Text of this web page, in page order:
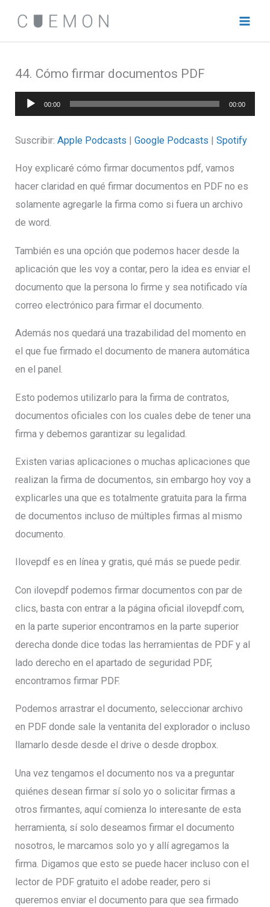
contenido
44. Cómo firmar documentos PDF
Reproductor
de
audio
00:00 00:00
Suscribir:Apple Podcasts |Google Podcasts |Spotify
Hoy explicaré cómo firmar documentos pdf, vamos
hacer claridad en qué firmar documentos en PDF no es
solamente agregarle la firma como si fuera un archivo
de word.
También es una opción que podemos hacer desde la
aplicación que les voy a contar, pero la idea es enviar el
documento que la persona lo firme y sea notificado vía
correo electrónico para firmar el documento.
Además nos quedará una trazabilidad del momento en
el que fue firmado el documento de manera automática
en el panel.
Esto podemos utilizarlo para la firma de contratos,
documentos oficiales con los cuales debe de tener una
firma y debemos garantizar su legalidad.
Existen varias aplicaciones o muchas aplicaciones que
realizan la firma de documentos, sin embargo hoy voy a
explicarles una que es totalmente gratuita para la firma
de documentos incluso de múltiples firmas al mismo
documento.
Ilovepdf es en línea y gratis, qué más se puede pedir.
Con ilovepdf podemos firmar documentos con par de
clics, basta con entrar a la página oficial ilovepdf.com,
en la parte superior encontramos en la parte superior
derecha donde dice todas las herramientas de PDF y al
lado derecho en el apartado de seguridad PDF,
encontramos firmar PDF.
Podemos arrastrar el documento, seleccionar archivo
en PDF donde sale la ventanita del explorador o incluso
llamarlo desde desde el drive o desde dropbox.
Una vez tengamos el documento nos va a preguntar
quiénes desean firmar sí solo yo o solicitar firmas a
otros firmantes, aquí comienza lo interesante de esta
herramienta, sí solo deseamos firmar el documento
nosotros, le marcamos solo yo y allí agregamos la
firma. Digamos que esto se puede hacer incluso con el
lector de PDF gratuito el adobe reader, pero si
queremos enviar el documento para que sea firmado